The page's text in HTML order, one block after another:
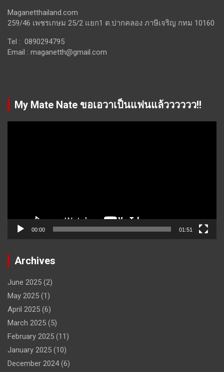
Maganetthailand.com
259/46 เพชรเกษม 25/2 แยก1 ต.ปากคลอง ภาษีเจริญ กทม 10160
Tel : 0890294795
Email : maganetth@gmail.com
My Mate Nate ขอเอวาเป็นแฟนแล้วววววว!!
00:00 01:51
Archives
June 2025 (2)
May 2025 (1)
April 2025 (6)
March 2025 (5)
February 2025 (11)
January 2025 (10)
December 2024(6)